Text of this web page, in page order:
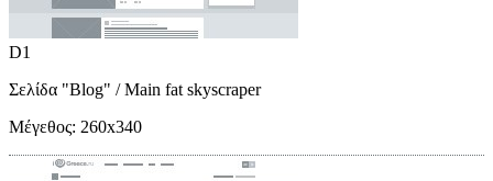
D1
Σελίδα "Blog" / Main fat skyscraper
Μέγεθος: 260x340